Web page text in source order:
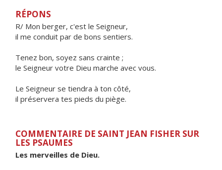
RÉPONS
R/ Mon berger, c'est le Seigneur,
il me conduit par de bons sentiers.
Tenez bon, soyez sans crainte ;
le Seigneur votre Dieu marche avec vous.
Le Seigneur se tiendra à ton côté,
il préservera tes pieds du piège.
COMMENTAIRE DE SAINT JEAN FISHER SUR
LES PSAUMES
Les merveilles de Dieu.